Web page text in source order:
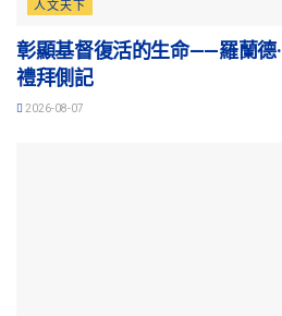
人文天下
彰顯基督復活的生命——羅蘭德
禮拜側記
2026-08-07